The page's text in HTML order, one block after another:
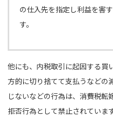
の仕入先を指定し利益を害
す。
他にも、内税取引に起因する買
方的に切り捨てて支払うなどの
じないなどの行為は、消費税
拒否行為として禁止されています